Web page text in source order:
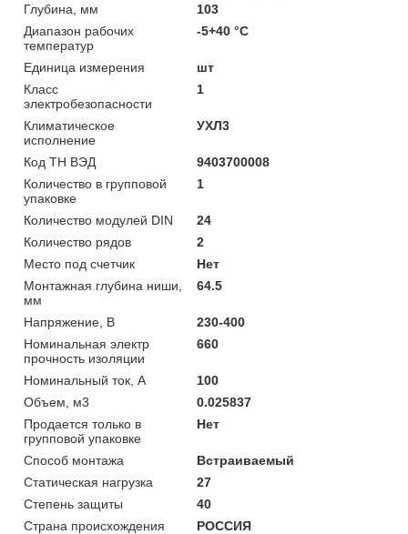
Глубина, мм
103
Диапазон рабочих
температур
-5+40 °C
Единица измерения
шт
Класс
электробезопасности
1
Климатическое
исполнение
УХЛ3
Код ТН ВЭД
9403700008
Количество в групповой
упаковке
1
Количество модулей DIN
24
Количество рядов
2
Место под счетчик
Нет
Монтажная глубина ниши,
мм
64.5
Напряжение, В
230-400
Номинальная электр
прочность изоляции
660
Номинальный ток, А
100
Объем, м3
0.025837
Продается только в
групповой упаковке
Нет
Способ монтажа
Встраиваемый
Статическая нагрузка
27
Степень защиты
40
Страна происхождения
РОССИЯ